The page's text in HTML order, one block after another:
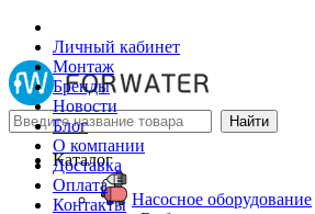
Личный кабинет
Монтаж
Бренды
Новости
Блог
О компании
Доставка
Оплата
Контакты
Каталог
Насосное оборудование